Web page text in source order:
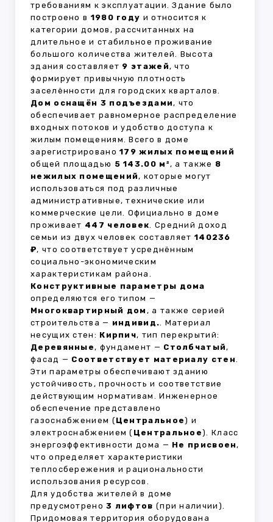
требованиям к эксплуатации. Здание было
построено в 1980 году и относится к
категории домов, рассчитанных на
длительное и стабильное проживание
большого количества жителей. Высота
здания составляет 9 этажей, что
формирует привычную плотность
заселённости для городских кварталов.
Дом оснащён 3 подъездами, что
обеспечивает равномерное распределение
входных потоков и удобство доступа к
жилым помещениям. Всего в доме
зарегистрировано179 жилых помещений
общей площадью 5 143.00 м², а также 8
нежилых помещений, которые могут
использоваться под различные
административные, технические или
коммерческие цели. Официально в доме
проживает 447 человек. Средний доход
семьи из двух человек составляет 140236
₽, что соответствует усреднённым
социально-экономическим
характеристикам района.
Конструктивные параметры дома
определяются его типом —
Многоквартирный дом , а также серией
строительства — индивид.. Материал
несущих стен: Кирпич, тип перекрытий:
Деревянные, фундамент — Столбчатый,
фасад — Соответствует материалу стен.
Эти параметры обеспечивают зданию
устойчивость, прочность и соответствие
действующим нормативам. Инженерное
обеспечение представлено
газоснабжением (Центральное) и
электроснабжением ( Центральное). Класс
энергоэффективности дома — Не присвоен,
что определяет характеристики
теплосбережения и рациональности
использования ресурсов.
Для удобства жителей в доме
предусмотрено3 лифтов (при наличии).
Придомовая территория оборудована